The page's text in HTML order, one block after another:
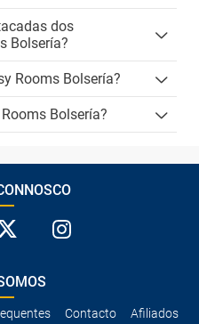
dos
Bolsería?
Rooms Bolsería?
Bolsería?
Contacto
Afiliados